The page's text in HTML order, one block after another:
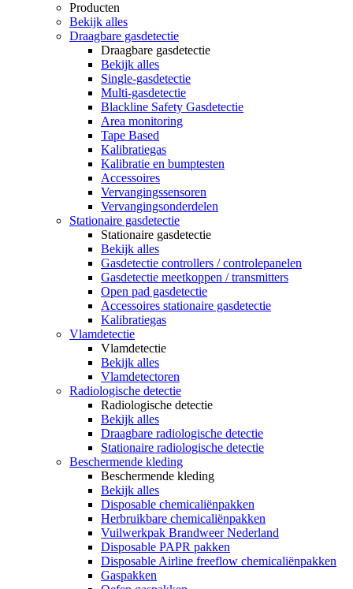
Producten
Bekijk alles
Draagbare gasdetectie
Draagbare gasdetectie
Bekijk alles
Single-gasdetectie
Multi-gasdetectie
Blackline Safety Gasdetectie
Area monitoring
Tape Based
Kalibratiegas
Kalibratie en bumptesten
Accessoires
Vervangingssensoren
Vervangingsonderdelen
Stationaire gasdetectie
Stationaire gasdetectie
Bekijk alles
Gasdetectie controllers / controlepanelen
Gasdetectie meetkoppen / transmitters
Open pad gasdetectie
Accessoires stationaire gasdetectie
Kalibratiegas
Vlamdetectie
Vlamdetectie
Bekijk alles
Vlamdetectoren
Radiologische detectie
Radiologische detectie
Bekijk alles
Draagbare radiologische detectie
Stationaire radiologische detectie
Beschermende kleding
Beschermende kleding
Bekijk alles
Disposable chemicaliënpakken
Herbruikbare chemicaliënpakken
Vuilwerkpak Brandweer Nederland
Disposable PAPR pakken
Disposable Airline freeflow chemicaliënpakken
Gaspakken